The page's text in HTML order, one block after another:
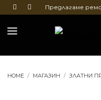
Предлагаме
на бижута
HOME МАГАЗИН ЗЛАТНИ